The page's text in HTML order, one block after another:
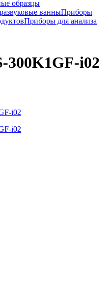
образцы
ванныПриборы
Приборы для анализа
300K1GF-i02